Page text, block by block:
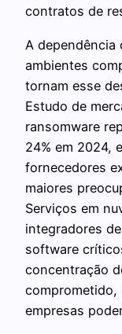
contratos de
A dependência
ambientes
tornam esse
Estudo de
ransomware
24% em 2024,
fornecedores
maiores
Serviços em
integradores
software
concentração
comprometido,
empresas